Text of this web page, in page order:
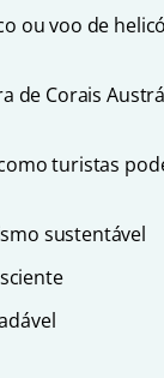
ou voo de
de Corais
turistas
sustentável